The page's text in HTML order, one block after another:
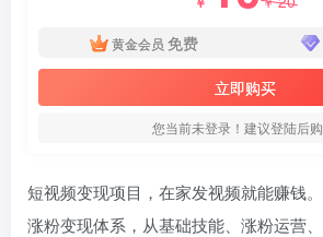
黄金会员 免费
立即购买
您当前未登录！建议登陆后
短视频变现项目，在家发视频就能赚钱
涨粉变现体系，从基础技能、涨粉运营